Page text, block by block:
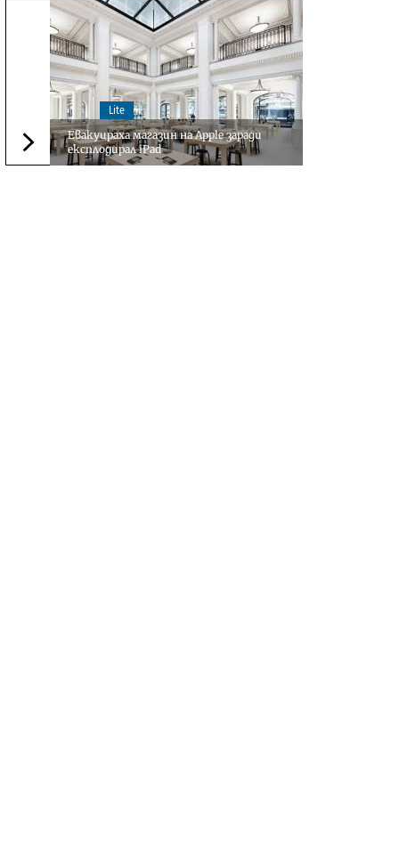
Следваща новина
Lite
Евакуираха магазин на Apple заради
експлодирал iPad